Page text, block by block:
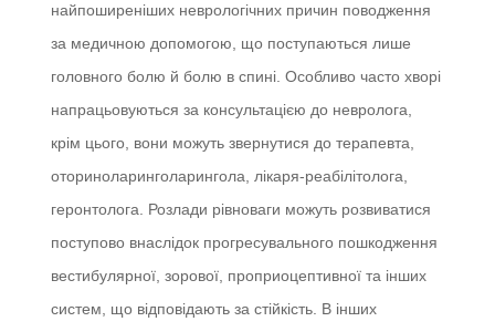
найпоширеніших неврологічних причин поводження
за медичною допомогою, що поступаються лише
головного болю й болю в спині. Особливо часто хворі
напрацьовуються за консультацією до невролога,
крім цього, вони можуть звернутися до терапевта,
оториноларинголарингола, лікаря-реабілітолога,
геронтолога. Розлади рівноваги можуть розвиватися
поступово внаслідок прогресувального пошкодження
вестибулярної, зорової, проприоцептивної та інших
систем, що відповідають за стійкість. В інших